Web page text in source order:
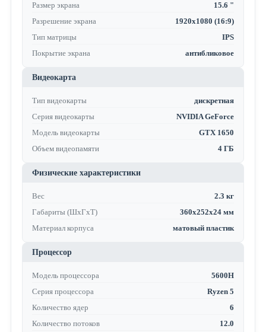
Размер экрана
15.6 "
Разрешение экрана
1920x1080 (16:9)
Тип матрицы
IPS
Покрытие экрана
антибликовое
Видеокарта
Тип видеокарты
дискретная
Серия видеокарты
NVIDIA GeForce
Модель видеокарты
GTX 1650
Объем видеопамяти
4 ГБ
Физические характеристики
Вес
2.3 кг
Габариты (ШхГхТ)
360x252x24 мм
Материал корпуса
матовый пластик
Процессор
Модель процессора
5600H
Серия процессора
Ryzen 5
Количество ядер
6
Количество потоков
12.0